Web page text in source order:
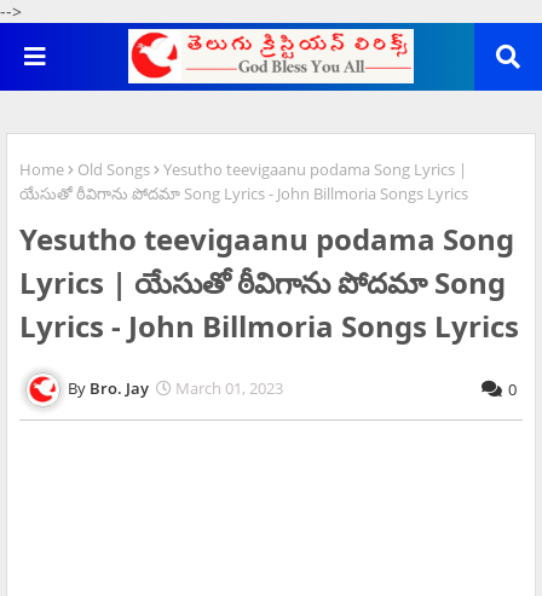
-->
Home Old Songs
Yesutho teevigaanu podama Song Lyrics |
యేసుతో ఠీవిగాను పోదమా Song Lyrics - John Billmoria Songs Lyrics
Yesutho teevigaanu podama Song
Lyrics | యేసుతో ఠీవిగాను పోదమా Song
Lyrics - John Billmoria Songs Lyrics
Bro. Jay March 01, 2023 0